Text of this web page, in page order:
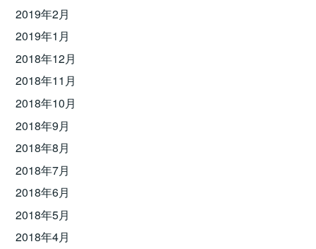
2019年2月
2019年1月
2018年12月
2018年11月
2018年10月
2018年9月
2018年8月
2018年7月
2018年6月
2018年5月
2018年4月